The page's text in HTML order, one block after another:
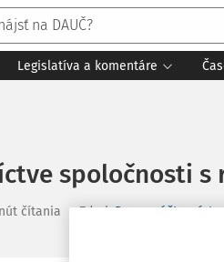
Legislatíva a komentáre
spoločnosti s
čítania Zdroj:Dane a